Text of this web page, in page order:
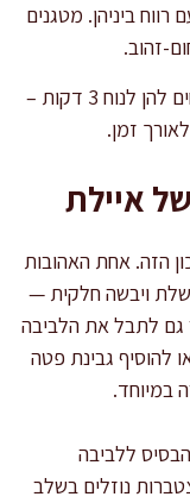
ביניהן. מטגנים
מעבירים את הלביבות לנייר סופג ומניחים להן לנוח 3 דקות –
זמן.
איילת
הזה. אחת האהובות
ויבשה חלקית —
גם לתבל את הלביבה
להוסיף גבינת פטה
במיוחד.
ללביבה
נוזלים בשלב